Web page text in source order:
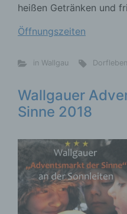
heißen Getränken und
Öffnungszeiten
in Wallgau Dorfleben
Wallgauer
Sinne 2018